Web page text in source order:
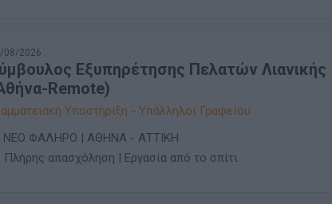
08/2026
Εξυπηρέτησης Πελατών Λιανικής
Remote)
Υποστήριξη - Υπάλληλοι Γραφείου
ΝΕΟ ΦΑΛΗΡΟ | ΑΘΗΝΑ - ΑΤΤΙΚΗ
Πλήρης απασχόληση | Εργασία από το σπίτι